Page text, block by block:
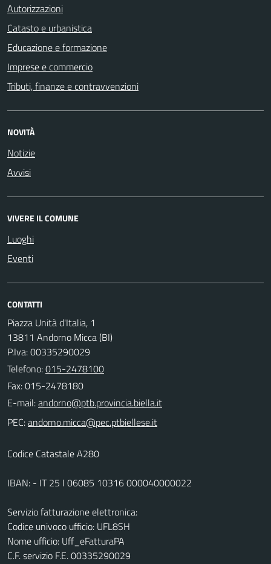
Autorizzazioni
Catasto e urbanistica
Educazione e formazione
Imprese e commercio
Tributi, finanze e contravvenzioni
NOVITÀ
Notizie
Avvisi
VIVERE IL COMUNE
Luoghi
Eventi
CONTATTI
Piazza Unità d'Italia, 1
13811 Andorno Micca (BI)
P.Iva: 00335290029
Telefono:015-2478100
Fax: 015-2478180
E-mail:
PEC:
Codice Catastale A280
IBAN: - IT 25 I 06085 10316 000040000022
Servizio fatturazione elettronica:
Codice univoco ufficio: UFL8SH
Nome ufficio: Uff_eFatturaPA
C.F. servizio F.E. 00335290029